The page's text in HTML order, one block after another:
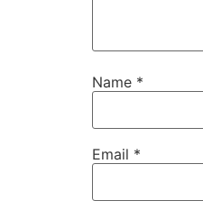
Name *
Email *